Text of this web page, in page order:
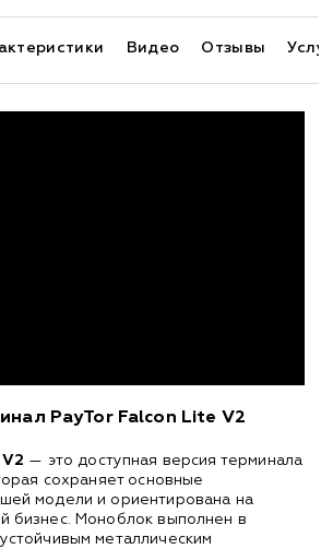
Видео Отзывы
PayTor Falcon Lite V2
— это доступная версия терминала
сохраняет основные
модели и ориентирована на
бизнес. Моноблок выполнен в
металлическим